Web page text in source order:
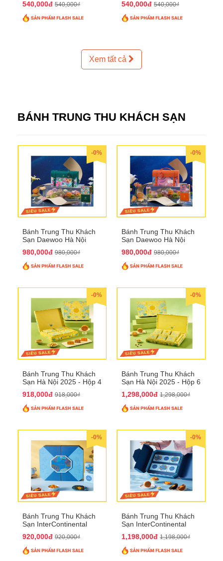
540,000đ 540,000₫ 540,000đ 540,000₫
Xem tất cả
BÁNH TRUNG THU KHÁCH SẠN
-0%
Bánh Trung Thu Khách
Sạn Daewoo Hà Nội
QTTT30
980,000đ 980,000₫
-0%
Bánh Trung Thu Khách
Sạn Daewoo Hà Nội
QTTT31
980,000đ 980,000₫
-0%
Bánh Trung Thu Khách
Sạn Hà Nội 2025 - Hộp 4
918,000đ 918,000₫
-0%
Bánh Trung Thu Khách
Sạn Hà Nội 2025 - Hộp 6
1,298,000đ 1,298,000₫
-0%
Bánh Trung Thu Khách
Sạn InterContinental
QTTT26
920,000đ 920,000₫
-0%
Bánh Trung Thu Khách
Sạn InterContinental
QTTT27
1,198,000đ 1,198,000₫